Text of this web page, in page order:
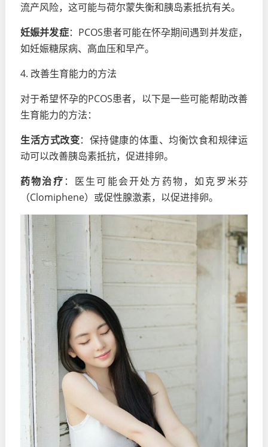
流产风险，这可能与荷尔蒙失衡和胰岛素抵抗有关。
妊娠并发症：PCOS患者可能在怀孕期间遇到并发症，
如妊娠糖尿病、高血压和早产。
4. 改善生育能力的方法
对于希望怀孕的PCOS患者，以下是一些可能帮助改善
生育能力的方法：
生活方式改变：保持健康的体重、均衡饮食和规律运
动可以改善胰岛素抵抗，促进排卵。
药物治疗 ：医生可能会开处方药物，如克罗米芬
（Clomiphene）或促性腺激素，以促进排卵。